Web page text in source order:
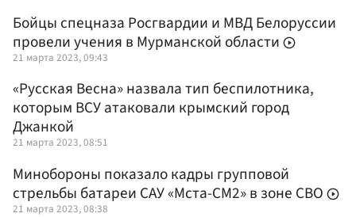
Бойцы спецназа Росгвардии и МВД Белоруссии
провели учения в Мурманской области
21 марта 2023, 09:43
«Русская Весна» назвала тип беспилотника,
которым ВСУ атаковали крымский город
Джанкой
21 марта 2023, 08:51
Минобороны показало кадры групповой
стрельбы батареи САУ «Мста-СМ2» в зоне СВО
21 марта 2023, 08:38